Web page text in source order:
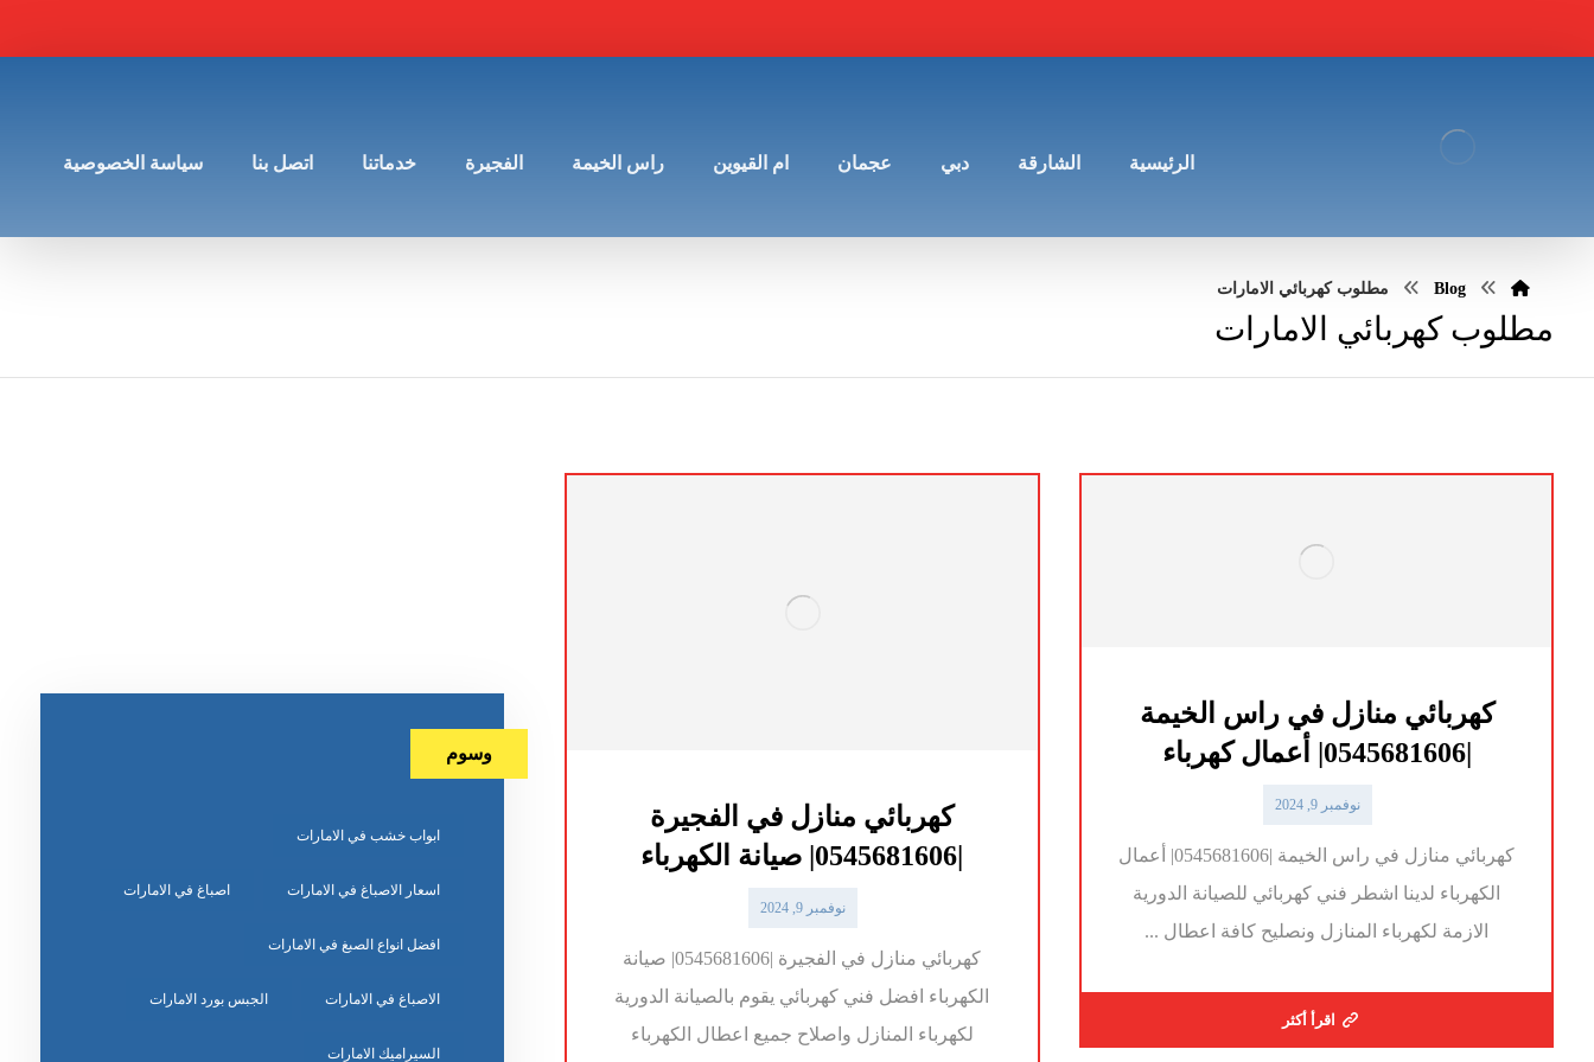
الرئيسية الشارقة دبي عجمان ام القيوين راس الخيمة الفجيرة خدماتنا اتصل بنا سياسة الخصوصية
Blog مطلوب كهربائي الامارات
مطلوب كهربائي الامارات
كهربائي منازل في راس الخيمة
|0545681606| أعمال كهرباء
نوفمبر 9, 2024
كهربائي منازل في راس الخيمة |0545681606| أعمال
الكهرباء لدينا اشطر فني كهربائي للصيانة الدورية
الازمة لكهرباء المنازل ونصليح كافة اعطال ...
اقرأ أكثر
كهربائي منازل في الفجيرة
|0545681606| صيانة الكهرباء
نوفمبر 9, 2024
كهربائي منازل في الفجيرة |0545681606| صيانة
الكهرباء افضل فني كهربائي يقوم بالصيانة الدورية
لكهرباء المنازل واصلاح جميع اعطال الكهرباء
وسوم
ابواب خشب في الامارات
اسعار الاصباغ في الامارات اصباغ في الامارات
افضل انواع الصبغ في الامارات
الاصباغ في الامارات الجبس بورد الامارات
السيراميك الامارات